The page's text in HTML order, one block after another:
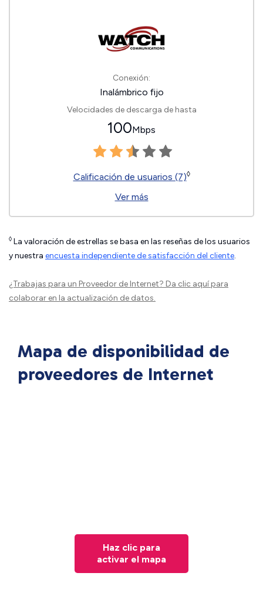
Conexión:
Inalámbrico fijo
Velocidades de descarga de hasta
100Mbps
Calificación de usuarios (7)◊
Ver más
◊ La valoración de estrellas se basa en las reseñas de los usuarios
y nuestra encuesta independiente de satisfacción del cliente.
¿Trabajas para un Proveedor de Internet? Da clic aquípara
colaborar en la actualización de datos.
Mapa de disponibilidad de
proveedores de Internet
Haz clic para
activar el mapa